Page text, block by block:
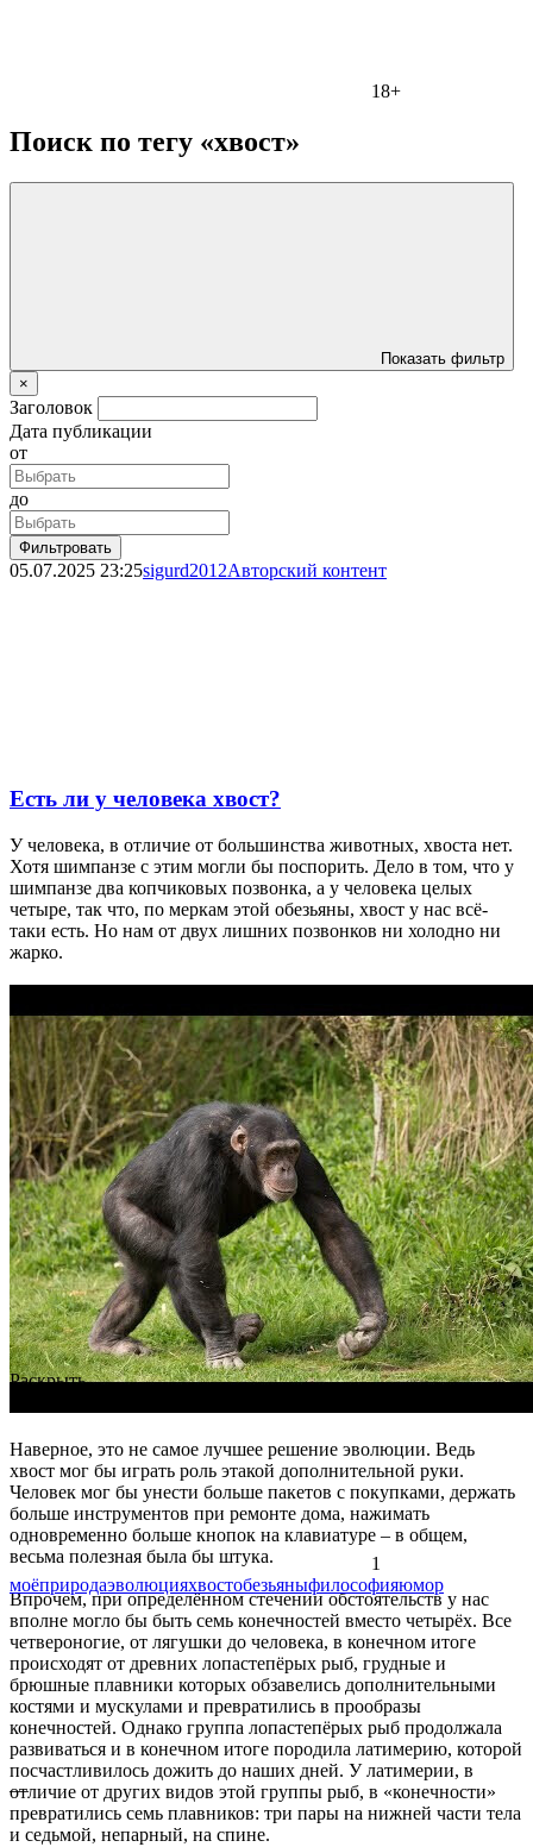
18+
Поиск по тегу «хвост»
Показать фильтр
×
Заголовок
Дата публикации
от
до
Фильтровать
05.07.2025 23:25sigurd2012Авторский контент
Есть ли у человека хвост?
У человека, в отличие от большинства животных, хвоста нет.
Хотя шимпанзе с этим могли бы поспорить. Дело в том, что у
шимпанзе два копчиковых позвонка, а у человека целых
четыре, так что, по меркам этой обезьяны, хвост у нас всё-
таки есть. Но нам от двух лишних позвонков ни холодно ни
жарко.
Наверное, это не самое лучшее решение эволюции. Ведь
хвост мог бы играть роль этакой дополнительной руки.
Человек мог бы унести больше пакетов с покупками, держать
больше инструментов при ремонте дома, нажимать
одновременно больше кнопок на клавиатуре – в общем,
весьма полезная была бы штука.
Впрочем, при определённом стечении обстоятельств у нас
вполне могло бы быть семь конечностей вместо четырёх. Все
четвероногие, от лягушки до человека, в конечном итоге
происходят от древних лопастепёрых рыб, грудные и
брюшные плавники которых обзавелись дополнительными
костями и мускулами и превратились в прообразы
конечностей. Однако группа лопастепёрых рыб продолжала
развиваться и в конечном итоге породила латимерию, которой
посчастливилось дожить до наших дней. У латимерии, в
отличие от других видов этой группы рыб, в «конечности»
превратились семь плавников: три пары на нижней части тела
и седьмой, непарный, на спине.
Раскрыть
1
моёприродаэволюцияхвостобезьяныфилософияюмор
—